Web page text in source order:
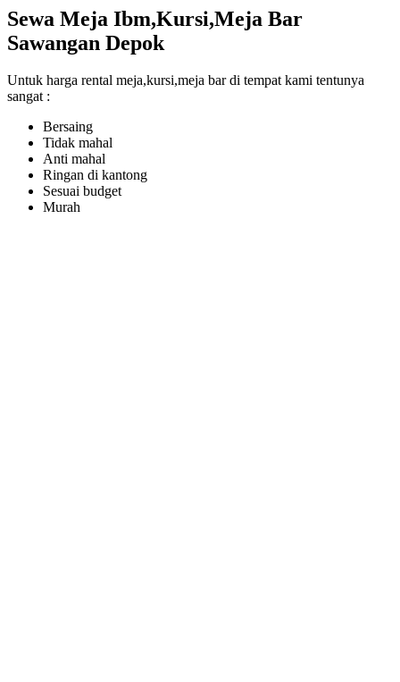
Sewa Meja Ibm,Kursi,Meja Bar
Sawangan Depok
Untuk harga rental meja,kursi,meja bar di tempat kami tentunya
sangat :
Bersaing
Tidak mahal
Anti mahal
Ringan di kantong
Sesuai budget
Murah